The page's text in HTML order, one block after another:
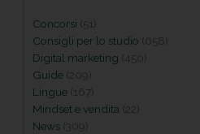
Concorsi (51)
Consigli per lo studio (658)
Digital marketing (450)
Guide (209)
Lingue (167)
Mindset e vendita (22)
News (309)